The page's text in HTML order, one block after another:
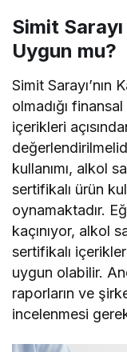
Simit
Uygun mu?
Simit Sarayı’nın
olmadığı
içerikleri
kullanımı, alkol
sertifikalı ürün
oynamaktadır.
kaçınıyor, alkol
sertifikalı içerikler
uygun olabilir.
raporların ve
incelenmesi